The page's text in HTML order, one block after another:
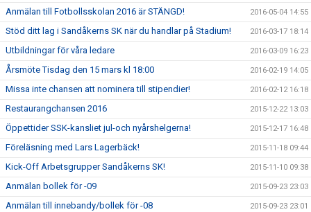
Anmälan till Fotbollsskolan 2016 är STÄNGD! 2016-05-04 14:55
Stöd ditt lag i Sandåkerns SK när du handlar på Stadium! 2016-03-17 18:14
Utbildningar för våra ledare 2016-03-09 16:23
Årsmöte Tisdag den 15 mars kl 18:00 2016-02-19 14:05
Missa inte chansen att nominera till stipendier! 2016-02-12 16:18
Restaurangchansen 2016 2015-12-22 13:03
Öppettider SSK-kansliet jul-och nyårshelgerna! 2015-12-17 16:48
Föreläsning med Lars Lagerbäck! 2015-11-18 09:44
Kick-Off Arbetsgrupper Sandåkerns SK! 2015-11-10 09:38
Anmälan bollek för -09 2015-09-23 23:03
Anmälan till innebandy/bollek för -08 2015-09-23 23:01